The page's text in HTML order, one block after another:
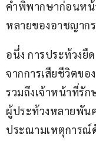
คำพิพากษาก่อนหน้
หลายของอาชญาก
อนึ่ง การประท้วงยื
จากการเสียชีวิตข
รวมถึงเจ้าหน้าที่รั
ผู้ประท้วงหลายพัน
ประณามเหตุการณ์